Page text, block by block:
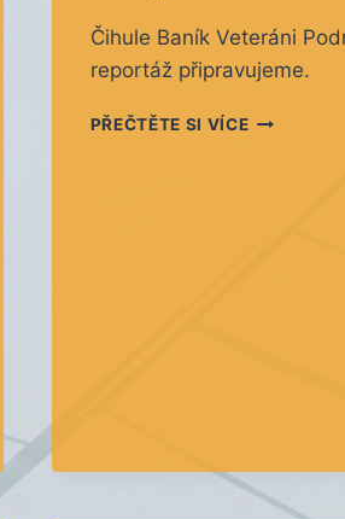
Čihule Baník Veteráni
reportáž připravujeme.
PŘEČTĚTE SI VÍCEVÝSLEDKY